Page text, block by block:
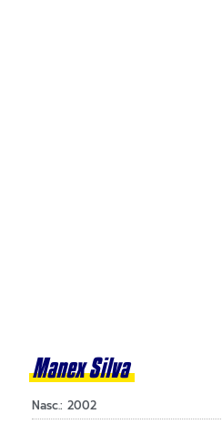
Manex Silva
Nasc.: 2002